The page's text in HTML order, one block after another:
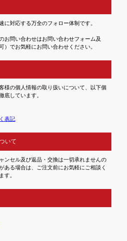
に対応する万全のフォロー体制です。
お問い合わせはお問い合わせフォーム及
）でお気軽にお問い合わせください。
様の個人情報の取り扱いについて、以下個
底しています。
表記
いて
ンセル及び返品・交換は一切承れませんの
ある場合は、ご注文前にお気軽にご相談く
す。